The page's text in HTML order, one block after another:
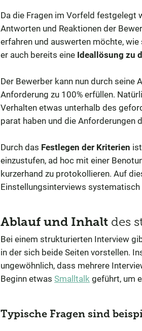
Da die Fragen im Vorfeld festgelegt
Antworten und Reaktionen der
erfahren und auswerten möchte,
er auch bereits eine Ideallösung zu
Der Bewerber kann nun durch seine
Anforderung zu 100% erfüllen.
Verhalten etwas unterhalb des
parat haben und die Anforderungen
Durch das Festlegen der Kriterien
einzustufen, ad hoc mit einer
kurzerhand zu protokollieren. Auf
Einstellungsinterviews systematisch
Ablauf und Inhalt des
Bei einem strukturierten Interview
in der sich beide Seiten vorstellen.
ungewöhnlich, dass mehrere
Beginn etwas Smalltalk geführt, um
Typische Fragen sind